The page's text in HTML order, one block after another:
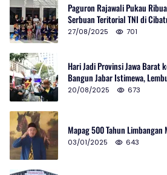
Paguron Rajawali Pukau
Serbuan Teritorial TNI di
27/08/2025 701
Hari Jadi Provinsi Jawa Barat
Bangun Jabar Istimewa,
20/08/2025 673
Mapag 500 Tahun
03/01/2025 643